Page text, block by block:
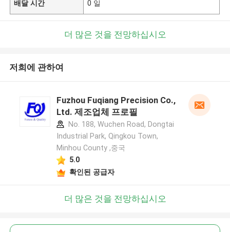
배달 시간 0 일
더 많은 것을 전망하십시오
저희에 관하여
Fuzhou Fuqiang Precision Co.,
Ltd. 제조업체 프로필
No. 188, Wuchen Road, Dongtai
Industrial Park, Qingkou Town,
Minhou County ,중국
5.0
확인된 공급자
더 많은 것을 전망하십시오